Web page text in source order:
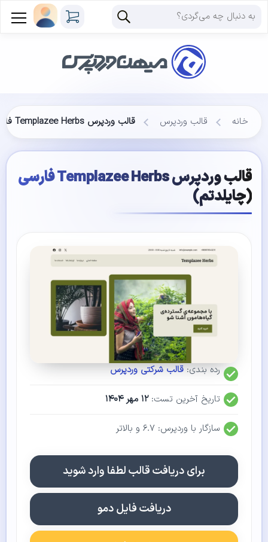
خانه قالب وردپرس قالب وردپرس Templazee Herbs فارسی (چایلدتم)
قالب وردپرس Templazee Herbs فارسی
(چایلدتم)
رده بندی:قالب شرکتی وردپرس
تاریخ آخرین تست:۱۲ مهر ۱۴۰۴
سازگار با وردپرس: ۶.۷ و بالاتر
برای دریافت قالب لطفا وارد شوید
دریافت فایل دمو